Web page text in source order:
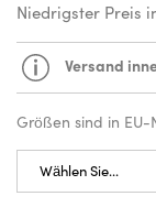
Niedrigster Preis
Versand
Größen sind in